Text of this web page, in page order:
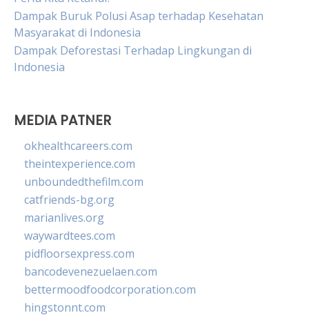
Dampak Buruk Polusi Asap terhadap Kesehatan
Masyarakat di Indonesia
Dampak Deforestasi Terhadap Lingkungan di
Indonesia
MEDIA PATNER
okhealthcareers.com
theintexperience.com
unboundedthefilm.com
catfriends-bg.org
marianlives.org
waywardtees.com
pidfloorsexpress.com
bancodevenezuelaen.com
bettermoodfoodcorporation.com
hingstonnt.com